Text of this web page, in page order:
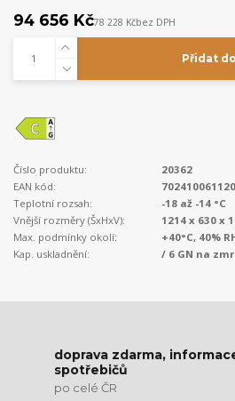
94 656 Kč78 228 Kčbez DPH
Přidat
Číslo produktu:
20362
EAN kód:
Teplotní rozsah:
-18 až -14 °C
Vnější rozměry (ŠxHxV):
1214 x 630 x
Max. podmínky okolí:
+40°C, 40%
Kap. uskladnění:
/ 6 GN na
doprava zdarma,
spotřebičů
po celé ČR